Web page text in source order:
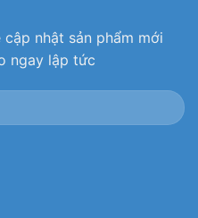
nhật sản phẩm mới
ngay lập tức